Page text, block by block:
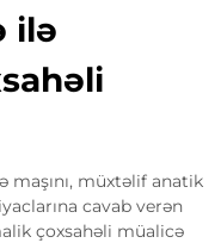
ilə
müxtəlif anatik
cavab verən
çoxsahəli müalicə